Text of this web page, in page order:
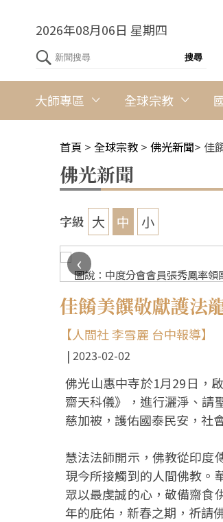
2026年08月06日 星期四
大師專區 全球宗教
首頁 > 全球宗教 > 佛光新聞> 佳
佛光新聞
字級 大 中 小
圖說：中度分會會員張秀鳳率
‹
佳餚美饌敬獻護法
【人間社 李雪麗 台中報導】
2023-02-02
佛光山惠中寺於1月29日，
齋天科儀》，進行灑淨、
慈加被，護佑國泰民安，社
慧法法師開示，佛教從印度
現今所接觸到的人間佛教。
眾以最虔誠的心，敬備齋食
年的庇佑，新春之期，祈請